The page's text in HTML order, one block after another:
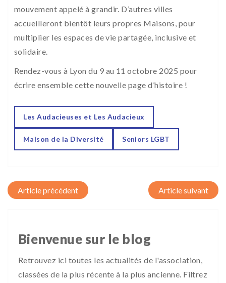
mouvement appelé à grandir. D’autres villes
accueilleront bientôt leurs propres Maisons, pour
multiplier les espaces de vie partagée, inclusive et
solidaire.
Rendez-vous à Lyon du 9 au 11 octobre 2025 pour
écrire ensemble cette nouvelle page d’histoire !
Les Audacieuses et Les Audacieux
Maison de la Diversité Seniors LGBT
Post navigation
Bienvenue sur le blog
Retrouvez ici toutes les actualités de l'association,
classées de la plus récente à la plus ancienne. Filtrez